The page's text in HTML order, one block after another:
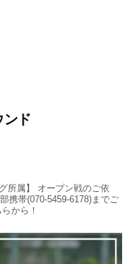
ンド
所属】
オープン戦のご依
携帯(070-5459-6178)までご
から！